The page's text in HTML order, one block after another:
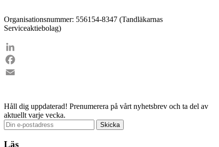
Organisationsnummer: 556154-8347 (Tandläkarnas
Serviceaktiebolag)
LinkedIn
Facebook
Håll dig uppdaterad! Prenumerera på vårt nyhetsbrev och ta del av
aktuellt varje vecka.
Läs